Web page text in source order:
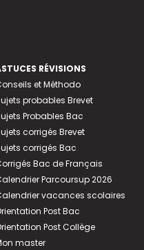
RÉVISIONS
et Méthodo
probables Brevet
Probables Bac
corrigés Brevet
corrigés Bac
Bac de Français
Parcoursup 2026
vacances scolaires
Post Bac
Post Collège
master